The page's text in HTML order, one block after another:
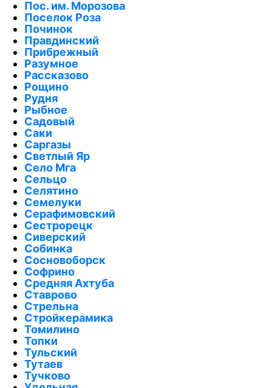
Пос. им. Морозова
Поселок Роза
Починок
Правдинский
Прибрежный
Разумное
Рассказово
Рощино
Рудня
Рыбное
Садовый
Саки
Саргазы
Светлый Яр
Село Мга
Сельцо
Селятино
Семелуки
Серафимовский
Сестрорецк
Сиверский
Собинка
Сосновоборск
Софрино
Средняя Ахтуба
Ставрово
Стрельна
Стройкерамика
Томилино
Топки
Тульский
Тутаев
Тучково